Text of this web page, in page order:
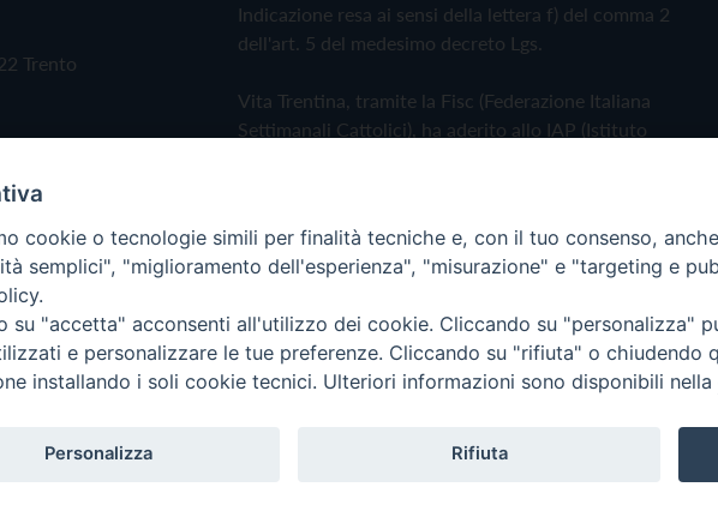
Trento
Indicazione resa ai sensi della lettera f) del comma 2
dell'art. 5 del medesimo decreto Lgs.
Vita Trentina, tramite la Fisc (Federazione Italiana
Settimanali Cattolici), ha aderito allo IAP (Istituto
Privacy Policy Cookie Policy
riservati - Vita Trentina Editrice
cookie o tecnologie simili per finalità tecniche e, con il tuo consenso,
semplici", "miglioramento dell'esperienza", "misurazione" e "targeting e
su "accetta" acconsenti all'utilizzo dei cookie. Cliccando su "personalizza"
e personalizzare le tue preferenze. Cliccando su "rifiuta" o chiudendo
installando i soli cookie tecnici. Ulteriori informazioni sono disponibili nella
Personalizza Rifiuta